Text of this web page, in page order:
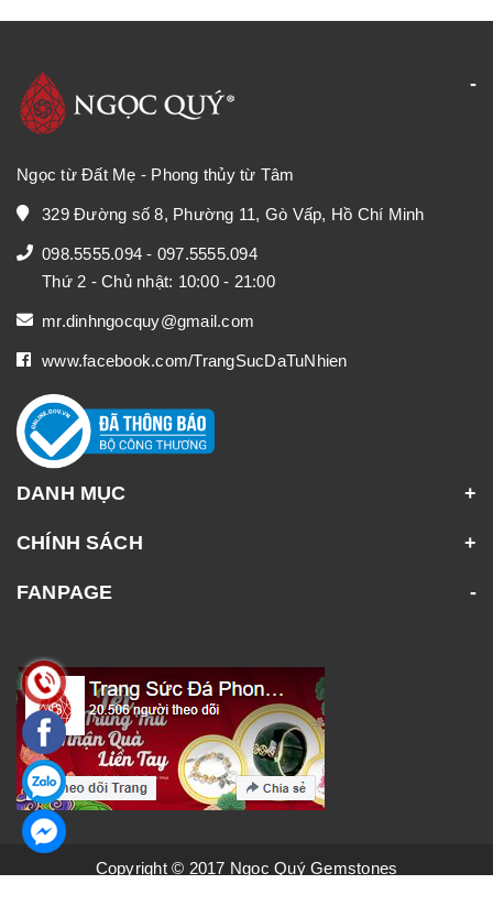
Ngọc từ Đất Mẹ - Phong thủy từ Tâm
329 Đường số 8, Phường 11, Gò Vấp, Hồ Chí Minh
098.5555.094 - 097.5555.094
Thứ 2 - Chủ nhật: 10:00 - 21:00
mr.dinhngocquy@gmail.com
www.facebook.com/TrangSucDaTuNhien
DANH MỤC
CHÍNH SÁCH
FANPAGE
Copyright © 2017 Ngọc Quý Gemstones